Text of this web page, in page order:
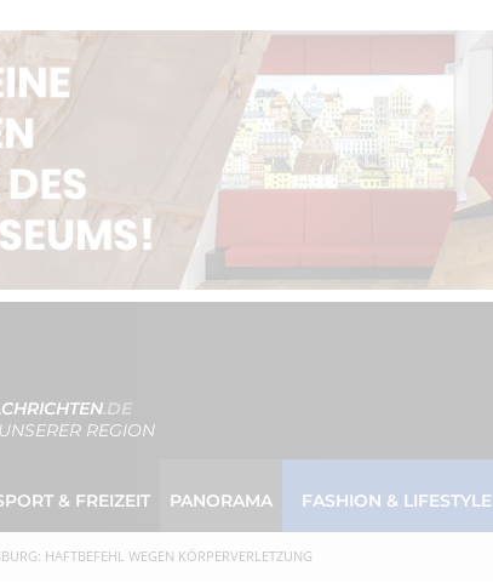
.DE
REGION
& FREIZEIT PANORAMA FASHION & LIFESTYLE
HAFTBEFEHL WEGEN KÖRPERVERLETZUNG